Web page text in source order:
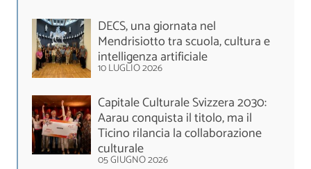
DECS, una giornata nel
Mendrisiotto tra scuola, cultura e
intelligenza artificiale
10 LUGLIO 2026
Capitale Culturale Svizzera 2030:
Aarau conquista il titolo, ma il
Ticino rilancia la collaborazione
culturale
05 GIUGNO 2026